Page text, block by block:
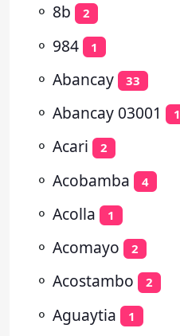
⚬ 8b 2
⚬ 984 1
⚬ Abancay 33
⚬ Abancay 03001 1
⚬ Acari 2
⚬ Acobamba 4
⚬ Acolla 1
⚬ Acomayo 2
⚬ Acostambo 2
⚬ Aguaytia 1